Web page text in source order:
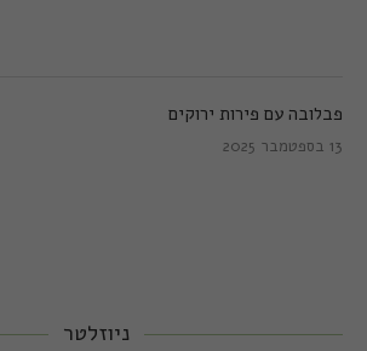
פבלובה עם פירות ירוקים
13 בספטמבר 2025
ניוזלטר